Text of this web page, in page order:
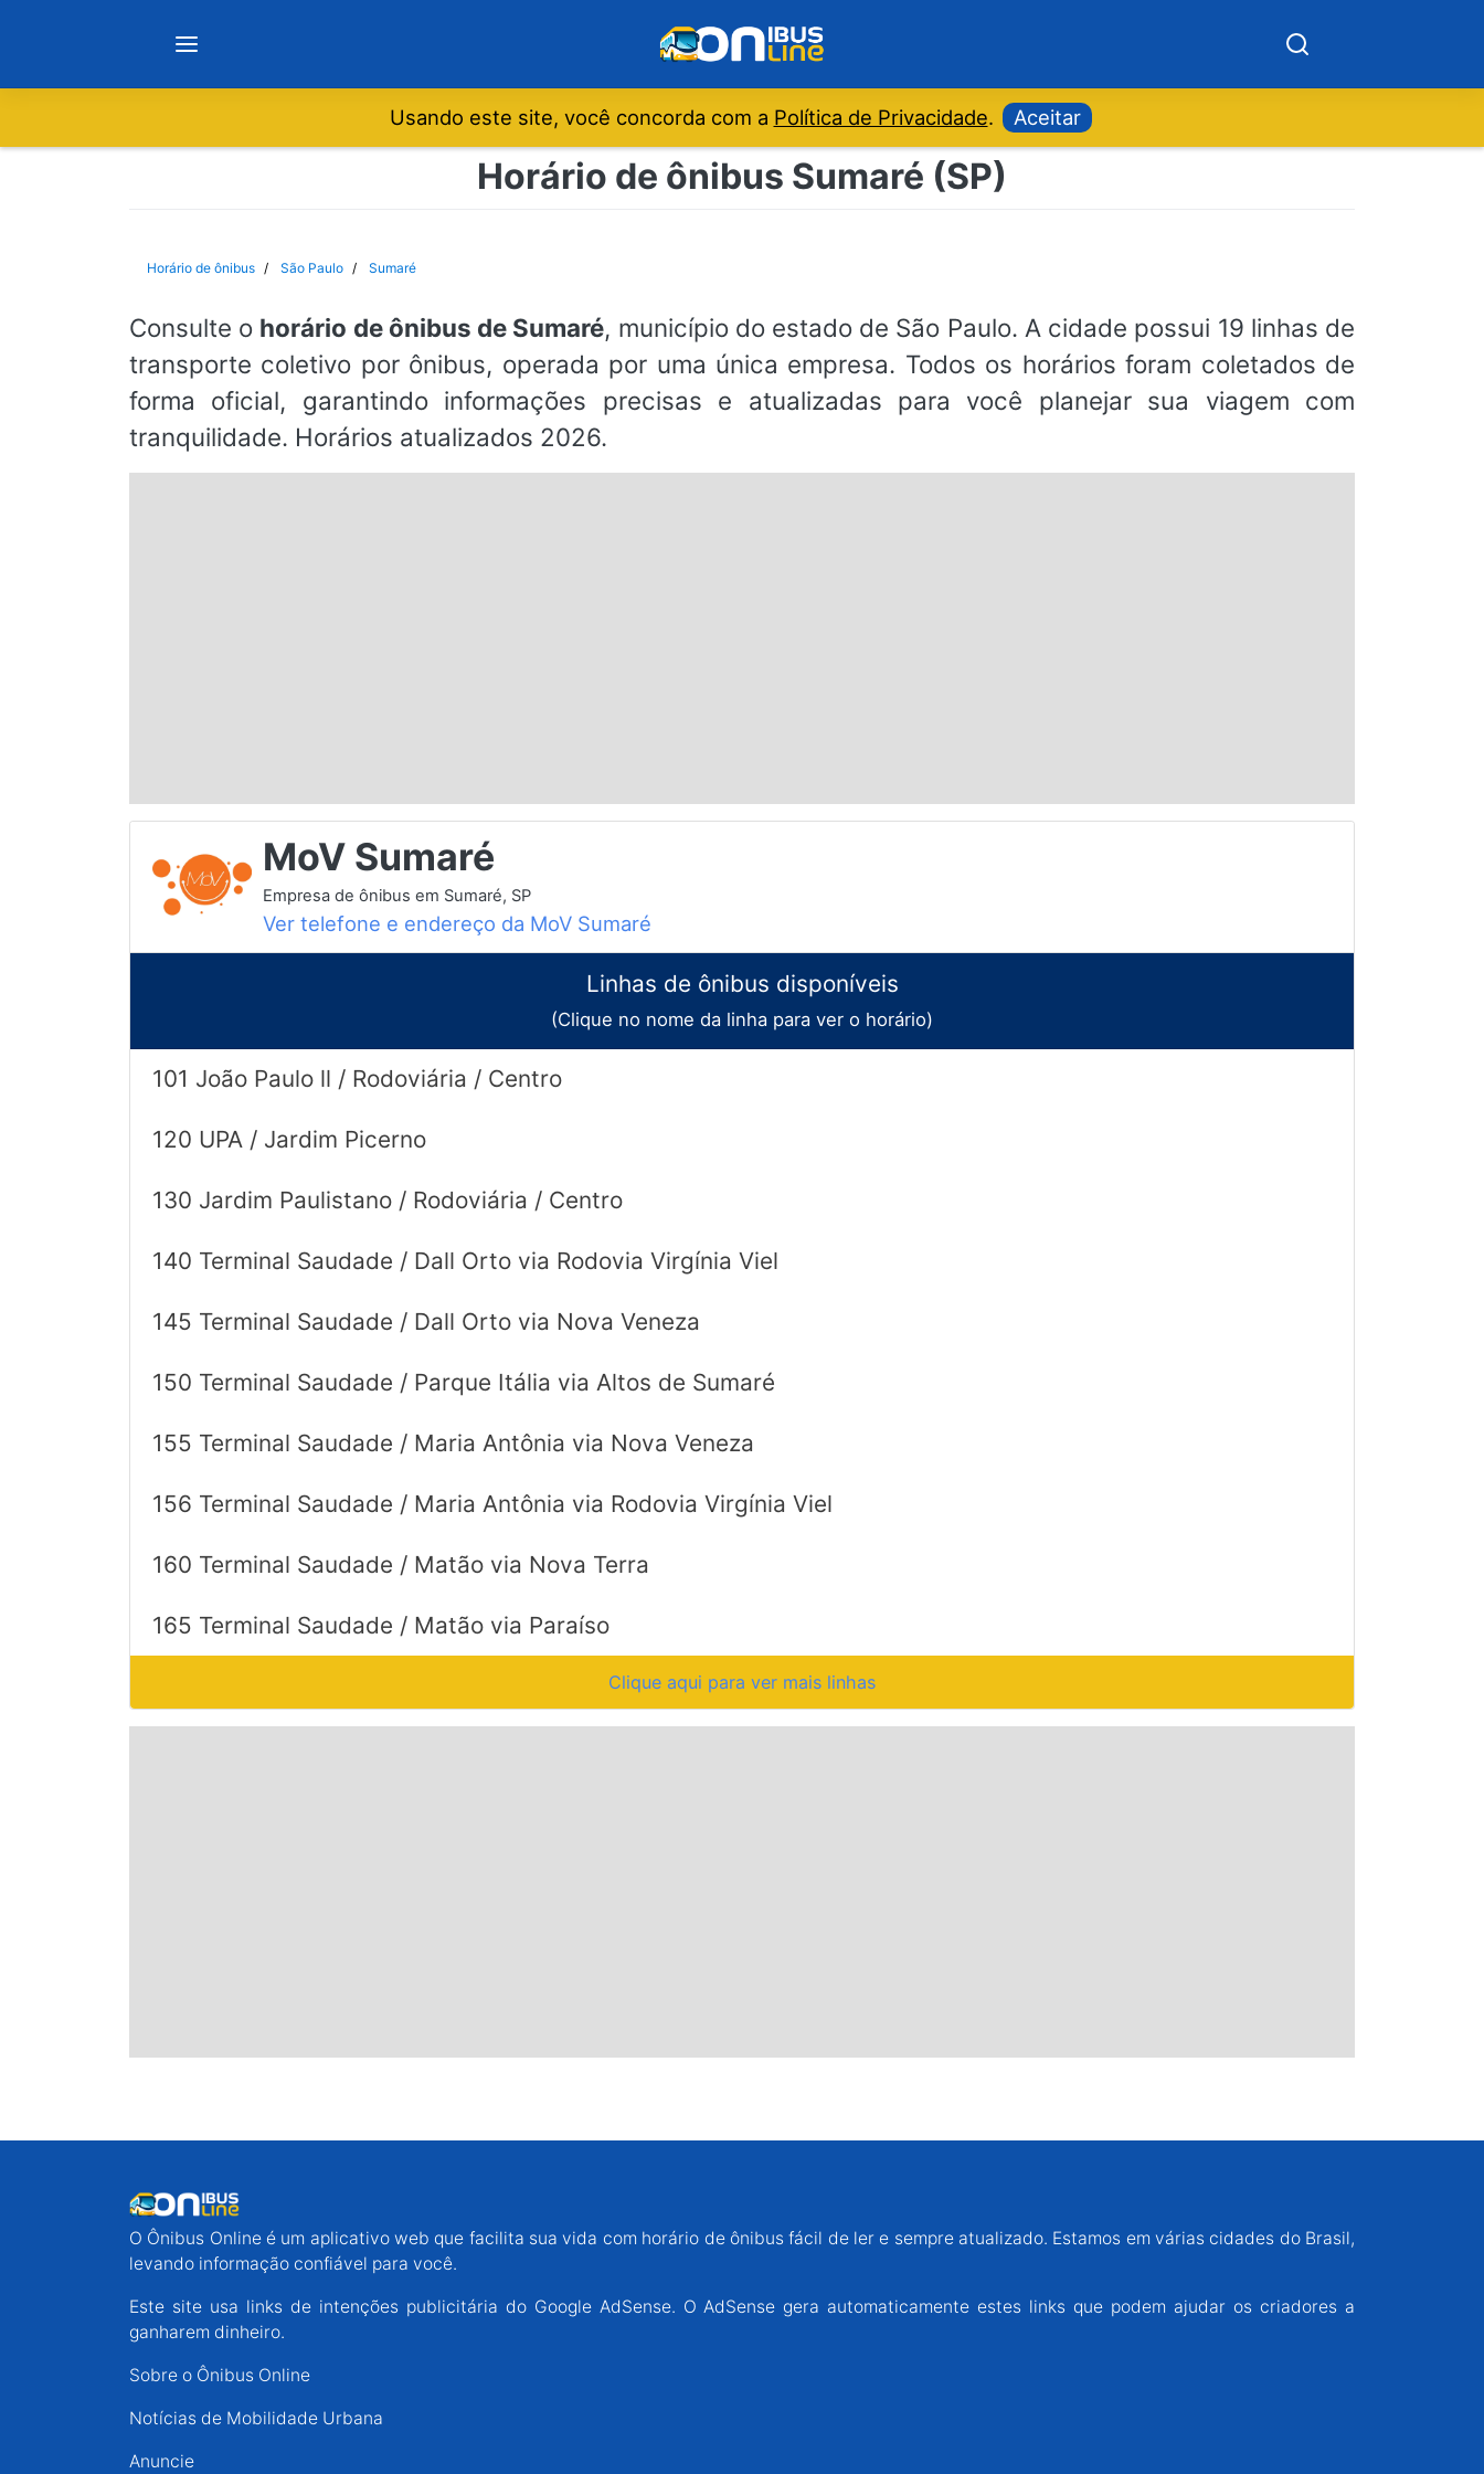
Notícias
São Paulo
Rio de Janeiro
Centro-Oeste
Usando este site, você concorda com a Política de Privacidade. Aceitar
Horário de ônibus Sumaré (SP)
Horário de ônibus São Paulo Sumaré
Consulte o horário de ônibus de Sumaré, município do estado de São Paulo. A cidade possui 19 linhas de
transporte coletivo por ônibus, operada por uma única empresa. Todos os horários foram coletados de
forma oficial, garantindo informações precisas e atualizadas para você planejar sua viagem com
tranquilidade. Horários atualizados 2026.
MoV Sumaré
Empresa de ônibus em Sumaré, SP
Ver telefone e endereço da MoV Sumaré
Linhas de ônibus disponíveis
(Clique no nome da linha para ver o horário)
101 João Paulo ll / Rodoviária / Centro
120 UPA / Jardim Picerno
130 Jardim Paulistano / Rodoviária / Centro
140 Terminal Saudade / Dall Orto via Rodovia Virgínia Viel
145 Terminal Saudade / Dall Orto via Nova Veneza
150 Terminal Saudade / Parque Itália via Altos de Sumaré
155 Terminal Saudade / Maria Antônia via Nova Veneza
156 Terminal Saudade / Maria Antônia via Rodovia Virgínia Viel
160 Terminal Saudade / Matão via Nova Terra
165 Terminal Saudade / Matão via Paraíso
Clique aqui para ver mais linhas
O Ônibus Online é um aplicativo web que facilita sua vida com horário de ônibus fácil de ler e sempre atualizado. Estamos em várias cidades do Brasil,
levando informação confiável para você.
Este site usa links de intenções publicitária do Google AdSense. O AdSense gera automaticamente estes links que podem ajudar os criadores a
ganharem dinheiro.
Sobre o Ônibus Online
Notícias de Mobilidade Urbana
Anuncie